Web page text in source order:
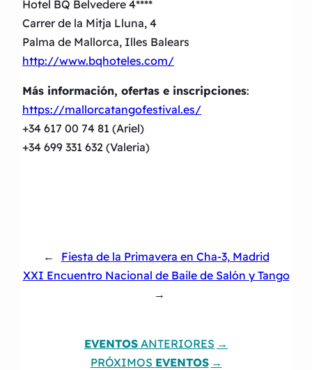
Hotel BQ Belvedere 4****
Carrer de la Mitja Lluna, 4
Palma de Mallorca, Illes Balears
http://www.bqhoteles.com/
Más información, ofertas e inscripciones:
https://mallorcatangofestival.es/
+34 617 00 74 81 (Ariel)
+34 699 331 632 (Valeria)
←
Fiesta de la Primavera en Cha-3, Madrid
XXI Encuentro Nacional de Baile de Salón y Tango
→
EVENTOS ANTERIORES
PRÓXIMOS EVENTOS